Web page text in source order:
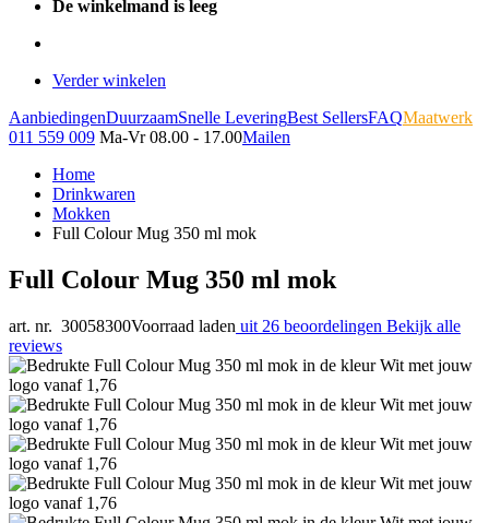
De winkelmand is leeg
Verder winkelen
AanbiedingenDuurzaamSnelle LeveringBest SellersFAQMaatwerk
011 559 009 Ma-Vr 08.00 - 17.00Mailen
Home
Drinkwaren
Mokken
Full Colour Mug 350 ml mok
Full Colour Mug 350 ml mok
art. nr. 30058300Voorraad laden uit 26 beoordelingen Bekijk alle
reviews